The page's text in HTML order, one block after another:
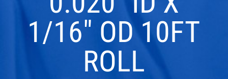
1/16″ OD 10FT
ROLL